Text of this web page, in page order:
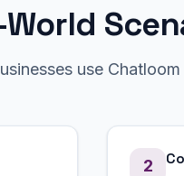
World
use Chatloom
2